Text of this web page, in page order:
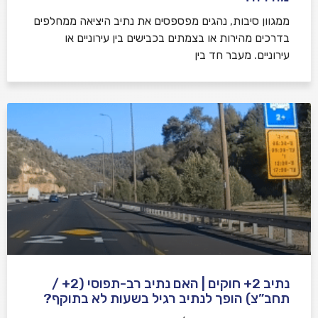
ממגוון סיבות, נהגים מפספסים את נתיב היציאה ממחלפים
בדרכים מהירות או בצמתים בכבישים בין עירוניים או
עירוניים. מעבר חד בין
נתיב 2+ חוקים | האם נתיב רב-תפוסי (2+ /
תחב”צ) הופך לנתיב רגיל בשעות לא בתוקף?